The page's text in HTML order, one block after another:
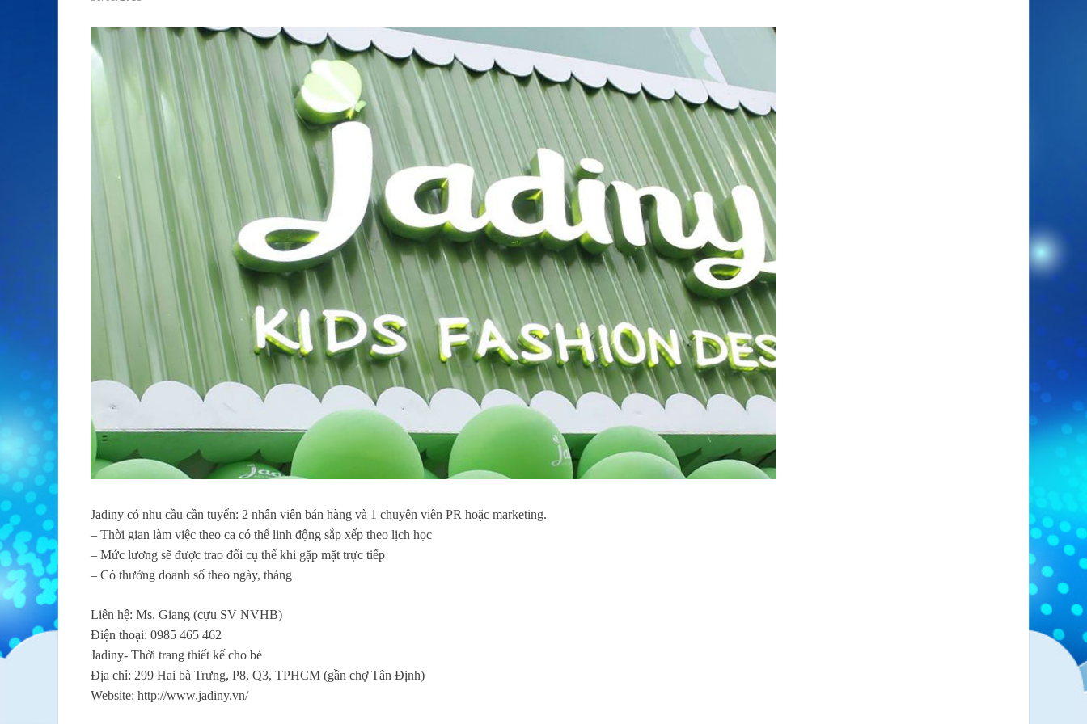
Jadiny có nhu cầu cần tuyển: 2 nhân viên bán hàng và 1 chuyên viên PR hoặc marketing.
– Thời gian làm việc theo ca có thể linh động sắp xếp theo lịch học
– Mức lương sẽ được trao đổi cụ thể khi gặp mặt trực tiếp
– Có thưởng doanh số theo ngày, tháng
Liên hệ: Ms. Giang (cựu SV NVHB)
Điện thoại: 0985 465 462
Jadiny- Thời trang thiết kế cho bé
Địa chỉ: 299 Hai bà Trưng, P8, Q3, TPHCM (gần chợ Tân Định)
Website: http://www.jadiny.vn/